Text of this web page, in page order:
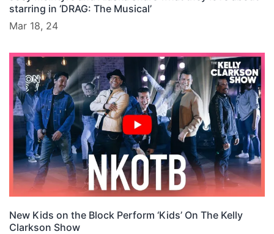
starring in ‘DRAG: The Musical’
Mar 18, 24
New Kids on the Block Perform ‘Kids’ On The Kelly
Clarkson Show